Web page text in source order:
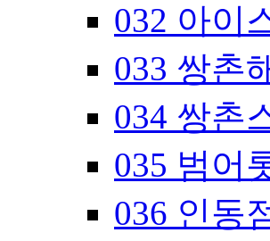
032 아이
033 쌍촌
034 쌍촌
035 범어
036 인동